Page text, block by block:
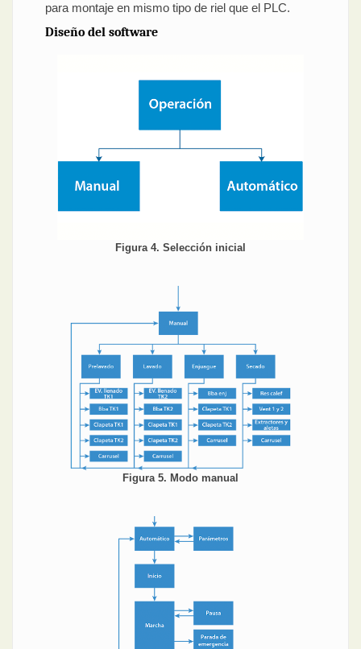
para montaje en mismo tipo de riel que el PLC.
Diseño del software
Figura 4. Selección inicial
Figura 5. Modo manual